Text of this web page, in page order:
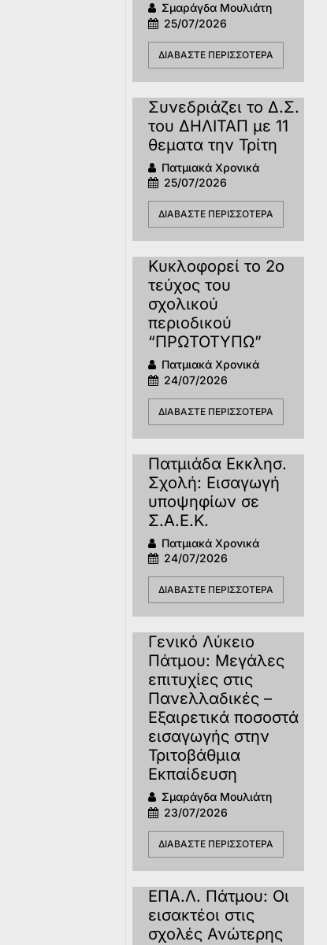
Σμαράγδα Μουλιάτη
25/07/2026
ΔΙΑΒΆΣΤΕ ΠΕΡΙΣΣΌΤΕΡΑ
Συνεδριάζει το Δ.Σ.
του ΔΗΛΙΤΑΠ με 11
θεματα την Τρίτη
Πατμιακά Χρονικά
25/07/2026
ΔΙΑΒΆΣΤΕ ΠΕΡΙΣΣΌΤΕΡΑ
Κυκλοφορεί το 2ο
τεύχος του
σχολικού
περιοδικού
“ΠΡΩΤΟΤΥΠΩ”
Πατμιακά Χρονικά
24/07/2026
ΔΙΑΒΆΣΤΕ ΠΕΡΙΣΣΌΤΕΡΑ
Πατμιάδα Εκκλησ.
Σχολή: Εισαγωγή
υποψηφίων σε
Σ.Α.Ε.Κ.
Πατμιακά Χρονικά
24/07/2026
ΔΙΑΒΆΣΤΕ ΠΕΡΙΣΣΌΤΕΡΑ
Γενικό Λύκειο
Πάτμου: Μεγάλες
επιτυχίες στις
Πανελλαδικές –
Εξαιρετικά ποσοστά
εισαγωγής στην
Τριτοβάθμια
Εκπαίδευση
Σμαράγδα Μουλιάτη
23/07/2026
ΔΙΑΒΆΣΤΕ ΠΕΡΙΣΣΌΤΕΡΑ
ΕΠΑ.Λ. Πάτμου: Οι
εισακτέοι στις
σχολές Ανώτερης